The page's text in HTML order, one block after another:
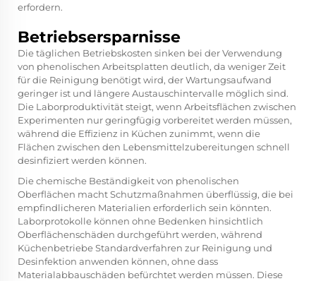
erfordern.
Betriebsersparnisse
Die täglichen Betriebskosten sinken bei der Verwendung
von phenolischen Arbeitsplatten deutlich, da weniger Zeit
für die Reinigung benötigt wird, der Wartungsaufwand
geringer ist und längere Austauschintervalle möglich sind.
Die Laborproduktivität steigt, wenn Arbeitsflächen zwischen
Experimenten nur geringfügig vorbereitet werden müssen,
während die Effizienz in Küchen zunimmt, wenn die
Flächen zwischen den Lebensmittelzubereitungen schnell
desinfiziert werden können.
Die chemische Beständigkeit von phenolischen
Oberflächen macht Schutzmaßnahmen überflüssig, die bei
empfindlicheren Materialien erforderlich sein könnten.
Laborprotokolle können ohne Bedenken hinsichtlich
Oberflächenschäden durchgeführt werden, während
Küchenbetriebe Standardverfahren zur Reinigung und
Desinfektion anwenden können, ohne dass
Materialabbauschäden befürchtet werden müssen. Diese